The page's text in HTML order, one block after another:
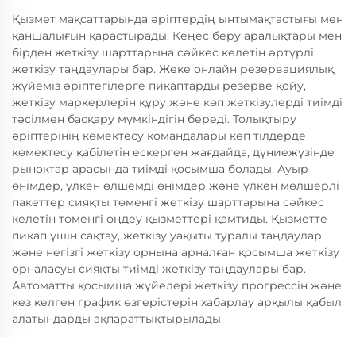
Қызмет мақсаттарында әріптердің ынтымақтастығы мен
қаншалығын қарастырады. Кеңес беру аралықтары мен
бірден жеткізу шарттарына сәйкес келетін әртүрлі
жеткізу таңдаулары бар. Жеке онлайн резервациялық
жүйеміз әріптегілерге пикаптарды резерве қойу,
жеткізу маркерлерін құру және көп жеткізулерді тиімді
тәсілмен басқару мүмкіндігін береді. Толықтыру
әріптерінің көмектесу командалары көп тілдерде
көмектесу қабілетін ескерген жағдайда, дүниежүзінде
рыноктар арасында тиімді қосымша болады. Ауыр
өнімдер, үлкен өлшемді өнімдер және үлкен мөлшерлі
пакеттер сияқты төменгі жеткізу шарттарына сәйкес
келетін төменгі өңдеу қызметтері қамтиды. Қызметте
пикап үшін сақтау, жеткізу уақыты туралы таңдаулар
және негізгі жеткізу орнына арналған қосымша жеткізу
орналасуы сияқты тиімді жеткізу таңдаулары бар.
Автоматты қосымша жүйелері жеткізу прогрессін және
кез келген график өзгерістерін хабарлау арқылы қабыл
алатындарды ақпараттықтырылады.